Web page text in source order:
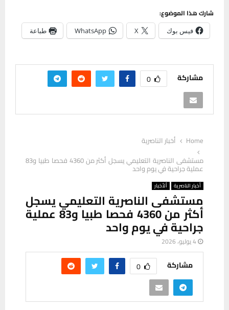
شارك هذا الموضوع:
فيس بوك X
WhatsApp طباعة
مشاركة 0
Home
أخبار الناصرية
مستشفى الناصرية التعليمي يسجل أكثر من 4360 فحصا طبيا و83
عملية جراحية في يوم واحد
أخبار الناصرية ألأخبار
مستشفى الناصرية التعليمي يسجل
أكثر من 4360 فحصا طبيا و83 عملية
جراحية في يوم واحد
4 يوليو، 2026
مشاركة 0